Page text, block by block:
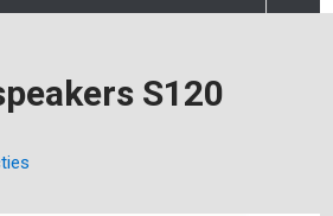
S120